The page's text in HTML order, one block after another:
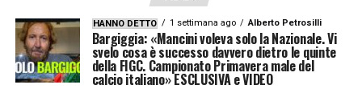
HANNO DETTO 1 settimana ago Alberto Petrosilli
Bargiggia: «Mancini voleva solo la Nazionale. Vi
svelo cosa è successo davvero dietro le quinte
della FIGC. Campionato Primavera male del
calcio italiano» ESCLUSIVA e VIDEO